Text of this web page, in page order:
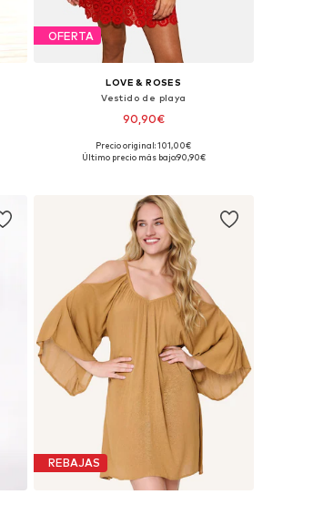
OFERTA
LOVE & ROSES
Vestido de playa
90,90€
Tallas disponibles: 38, 40, 42, 44, 46
Precio original: 101,00€
Último precio más bajo:90,90€
REBAJAS